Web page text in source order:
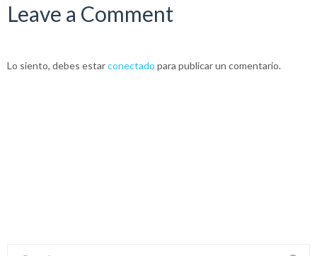
Leave a Comment
Lo siento, debes estarconectado para publicar un comentario.